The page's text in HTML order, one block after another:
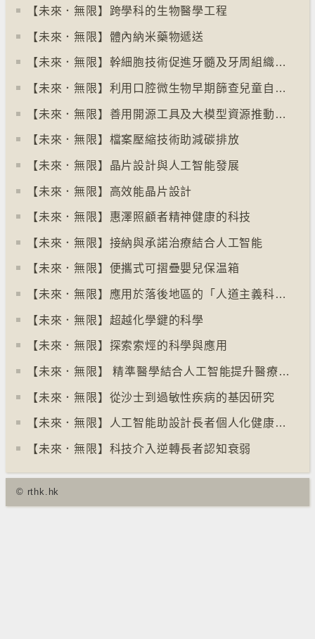
【未來．無限】跨學科的生物醫學工程
【未來．無限】體內納米藥物遞送
【未來．無限】幹細胞技術促進牙髓及牙周組織再生
【未來．無限】利用口腔微生物早期篩查兒童自閉症
【未來．無限】善用開源工具及大模型資源推動社會進步
【未來．無限】檔案壓縮技術助減碳排放
【未來．無限】晶片設計與人工智能發展
【未來．無限】高效能晶片設計
【未來．無限】惠澤照顧者精神健康的科技
【未來．無限】接納與承諾治療結合人工智能
【未來．無限】便攜式可摺疊嬰兒保温箱
【未來．無限】應用於落後地區的「人道主義科技」
【未來．無限】超越化學鍵的科學
【未來．無限】探索索烴的科學與應用
【未來．無限】 精準醫學結合人工智能提升醫療效果
【未來．無限】從沙士到過敏性疾病的基因研究
【未來．無限】人工智能助設計長者個人化健康方案
【未來．無限】科技介入逆轉長者認知衰弱
© rthk.hk